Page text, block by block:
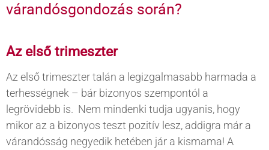
várandósgondozás során?
Az első trimeszter
Az első trimeszter talán a legizgalmasabb harmada a
terhességnek – bár bizonyos szempontól a
legrövidebb is. Nem mindenki tudja ugyanis, hogy
mikor az a bizonyos teszt pozitív lesz, addigra már a
várandósság negyedik hetében jár a kismama! A